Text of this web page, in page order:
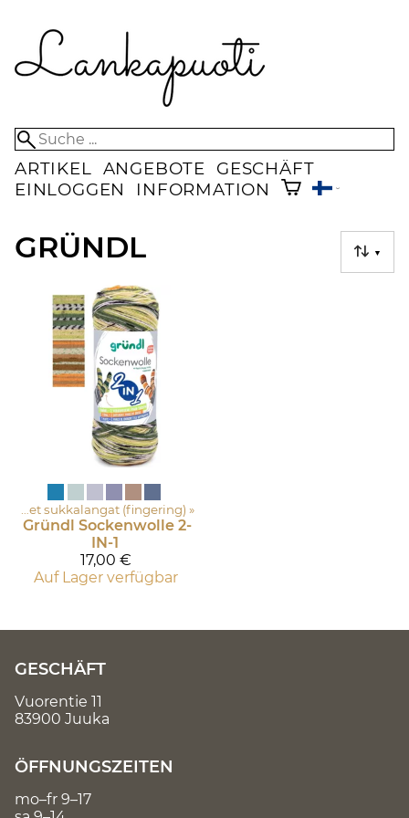
ARTIKEL ANGEBOTE
GESCHÄFT
EINLOGGEN
INFORMATION
▼
GRÜNDL
Ohuet sukkalangat (fingering) ‪»
Gründl
Sockenwolle 2-
IN-1
17,00 €
Auf Lager verfügbar
GESCHÄFT
Vuorentie 11
83900 Juuka
ÖFFNUNGSZEITEN
mo–fr 9–17